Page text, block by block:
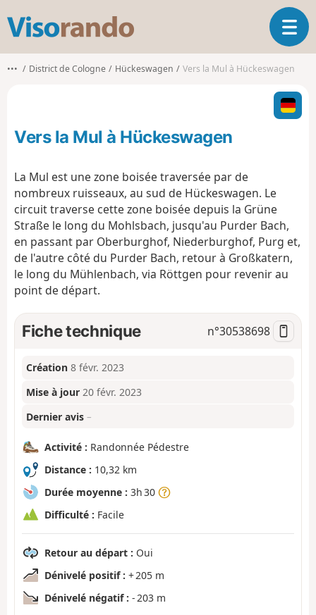
s
o
o
O
u
i
r
l
t
i
••• District de Cologne Hückeswagen Vers la Mul à Hückeswagen
Vers la Mul à Hückeswagen
La Mul est une zone boisée traversée par de
nombreux ruisseaux, au sud de Hückeswagen. Le
circuit traverse cette zone boisée depuis la Grüne
Straße le long du Mohlsbach, jusqu'au Purder Bach,
en passant par Oberburghof, Niederburghof, Purg et,
de l'autre côté du Purder Bach, retour à Großkatern,
le long du Mühlenbach, via Röttgen pour revenir au
point de départ.
Fiche technique n°30538698
Création 8 févr. 2023
Mise à jour 20 févr. 2023
Dernier avis –
Activité : Randonnée Pédestre
Distance : 10,32 km
Durée moyenne : 3h 30
Difficulté : Facile
Retour au départ : Oui
Dénivelé positif : + 205 m
Dénivelé négatif : - 203 m